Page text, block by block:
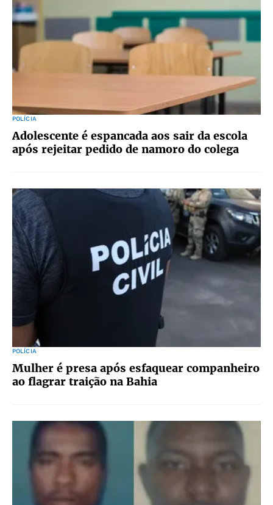
POLÍCIA
Adolescente é espancada aos sair da escola
após rejeitar pedido de namoro do colega
POLÍCIA
Mulher é presa após esfaquear companheiro
ao flagrar traição na Bahia